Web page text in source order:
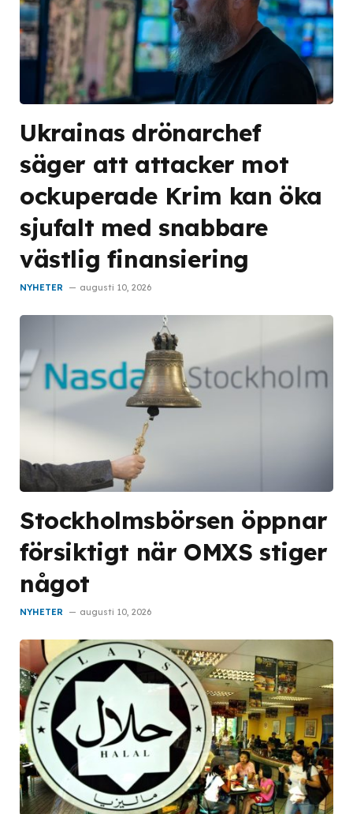
Ukrainas drönarchef
säger att attacker mot
ockuperade Krim kan öka
sjufalt med snabbare
västlig finansiering
NYHETER augusti 10, 2026
Stockholmsbörsen öppnar
försiktigt när OMXS stiger
något
NYHETER augusti 10, 2026